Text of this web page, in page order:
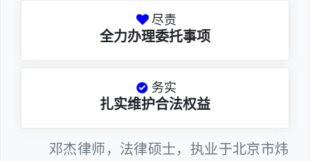
尽责
全力办理委托事项
务实
扎实维护合法权益
邓杰律师，法律硕士，执业于北京市炜